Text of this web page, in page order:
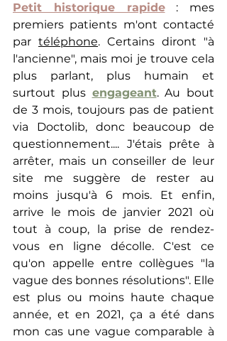
Petit historique rapide : mes
premiers patients m'ont contacté
par téléphone. Certains diront "à
l'ancienne", mais moi je trouve cela
plus parlant, plus humain et
surtout plus engageant. Au bout
de 3 mois, toujours pas de patient
via Doctolib, donc beaucoup de
questionnement.... J'étais prête à
arrêter, mais un conseiller de leur
site me suggère de rester au
moins jusqu'à 6 mois. Et enfin,
arrive le mois de janvier 2021 où
tout à coup, la prise de rendez-
vous en ligne décolle. C'est ce
qu'on appelle entre collègues "la
vague des bonnes résolutions". Elle
est plus ou moins haute chaque
année, et en 2021, ça a été dans
mon cas une vague comparable à